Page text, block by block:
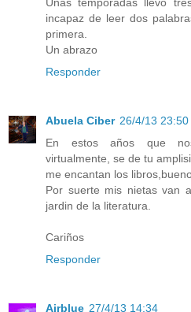
Unas temporadas llevo
incapaz de leer dos
primera.
Un abrazo
Responder
Abuela Ciber 26/4/13 23:50
En estos años que
virtualmente, se de tu
me encantan los
Por suerte mis nietas van
jardin de la literatura.
Cariños
Responder
Airblue 27/4/13 14:34